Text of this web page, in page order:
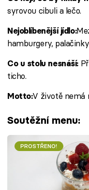
syrovou cibuli a lečo.
Nejoblíbenější jídlo:
hamburgery,
Co u stolu nesnáší:
ticho.
Motto:V životě nemá
Soutěžní menu:
PROSTŘENO!